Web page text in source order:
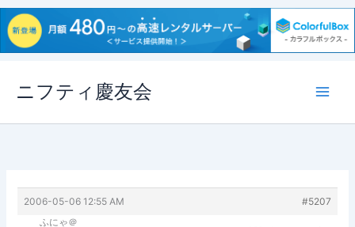
ス
ニフティ慶友会
2006-05-06 12:55 AM
#5207
ふにゃ＠